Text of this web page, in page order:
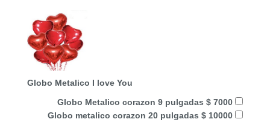
Globo Metalico I love You
Globo Metalico corazon 9 pulgadas $ 7000
Globo metalico corazon 20 pulgadas $ 10000